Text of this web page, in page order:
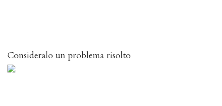
Consideralo un problema risolto